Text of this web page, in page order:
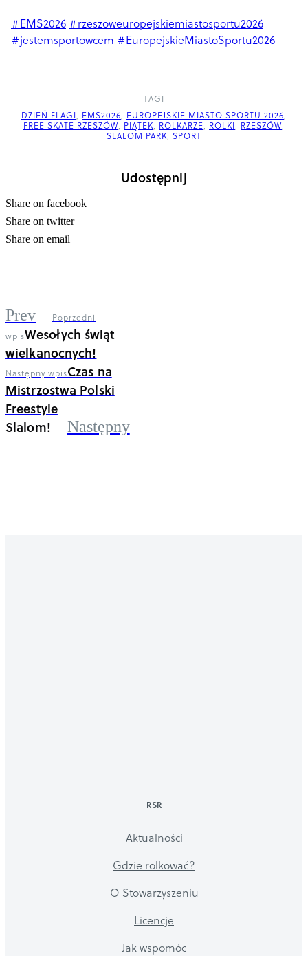
#EMS2026 #rzeszoweuropejskiemiastosportu2026
#jestemsportowcem #EuropejskieMiastoSportu2026
TAGI
DZIEŃ FLAGI, EMS2026, EUROPEJSKIE MIASTO SPORTU 2026,
FREE SKATE RZESZÓW, PIĄTEK, ROLKARZE, ROLKI, RZESZÓW,
SLALOM PARK, SPORT
Udostępnij
Share on facebook
Share on twitter
Share on email
Prev
Poprzedni
wpisWesołych świąt
wielkanocnych!
Następny wpisCzas na
Mistrzostwa Polski
Freestyle
Slalom!
Następny
RSR
Aktualności
Gdzie rolkować?
O Stowarzyszeniu
Licencje
Jak wspomóc